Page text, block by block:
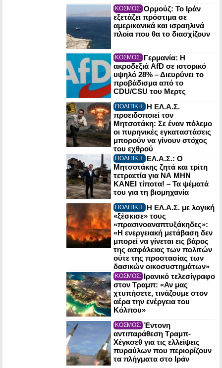
ΚΟΣΜΟΣ: Ορμούζ: Το Ιράν
εξετάζει πρόστιμα σε
αμερικανικά και ισραηλινά
πλοία που θα το διασχίζουν
ΚΟΣΜΟΣ: Γερμανία: Η
ακροδεξιά AfD σε ιστορικό
υψηλό 28% – Διευρύνει το
προβάδισμα από το
CDU/CSU του Μερτς
ΠΟΛΙΤΙΚΗ: Η ΕΛ.Α.Σ.
προειδοποιεί τον
Μητσοτάκη: Σε έναν πόλεμο
οι πυρηνικές εγκαταστάσεις
μπορούν να γίνουν στόχος
του εχθρού
ΠΟΛΙΤΙΚΗ: ΕΛ.Α.Σ.: Ο
Μητσοτάκης ζητά και τρίτη
τετραετία για ΝΑ ΜΗΝ
ΚΑΝΕΙ τίποτα! – Τα ψέματά
του για τη βιομηχανία
ΠΟΛΙΤΙΚΗ: Η ΕΛ.Α.Σ. με λογική
«ξέσκισε» τους
«πρασινοαναπτυξάκηδες»:
«Η ενεργειακή μετάβαση δεν
μπορεί να γίνεται εις βάρος
της ασφάλειας των πολιτών
ούτε της προστασίας των
δασικών οικοσυστημάτων»
ΚΟΣΜΟΣ: Ιρανικό τελεσίγραφο
στον Τραμπ: «Αν μας
χτυπήσετε, τινάζουμε στον
αέρα την ενέργεια του
Κόλπου»
ΚΟΣΜΟΣ: Έντονη
αντιπαράθεση Τραμπ-
Χέγκσεθ για τις ελλείψεις
πυραύλων που περιορίζουν
τα πλήγματα στο Ιράν